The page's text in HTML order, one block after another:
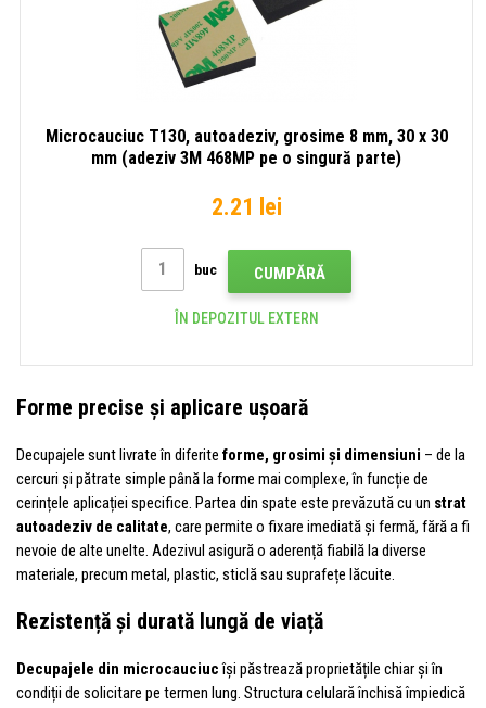
Microcauciuc T130, autoadeziv, grosime 8 mm, 30 x 30
mm (adeziv 3M 468MP pe o singură parte)
2.21 lei
buc CUMPĂRĂ
ÎN DEPOZITUL EXTERN
Forme precise și aplicare ușoară
Decupajele sunt livrate în diferite forme, grosimi și dimensiuni – de la
cercuri și pătrate simple până la forme mai complexe, în funcție de
cerințele aplicației specifice. Partea din spate este prevăzută cu un strat
autoadeziv de calitate, care permite o fixare imediată și fermă, fără a fi
nevoie de alte unelte. Adezivul asigură o aderență fiabilă la diverse
materiale, precum metal, plastic, sticlă sau suprafețe lăcuite.
Rezistență și durată lungă de viață
Decupajele din microcauciucîși păstrează proprietățile chiar și în
condiții de solicitare pe termen lung. Structura celulară închisă împiedică